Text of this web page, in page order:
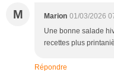
M Marion 01/03/2026
Une bonne salade
recettes plus
Répondre